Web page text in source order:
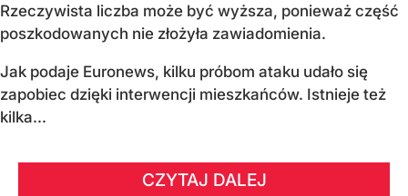
Rzeczywista liczba może być wyższa, ponieważ część
poszkodowanych nie złożyła zawiadomienia.
Jak podaje Euronews, kilku próbom ataku udało się
zapobiec dzięki interwencji mieszkańców. Istnieje też
kilka...
CZYTAJ DALEJ